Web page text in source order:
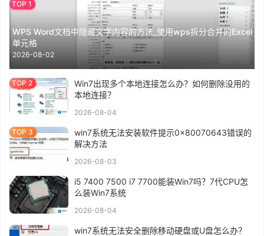
WPS Word文档中隐藏文字内容的方法_使用wps拆分合并的Excel
单元格
2026-08-02
Win7出现多个本地连接怎么办？如何删除没用的
本地连接？
2026-08-04
win7系统无法安装软件提示0x80070643错误的
解决方法
2026-08-03
i5 7400 7500 i7 7700能装Win7吗？7代CPU怎
么装Win7系统
2026-08-04
win7系统无法安全删除移动硬盘或U盘怎么办？